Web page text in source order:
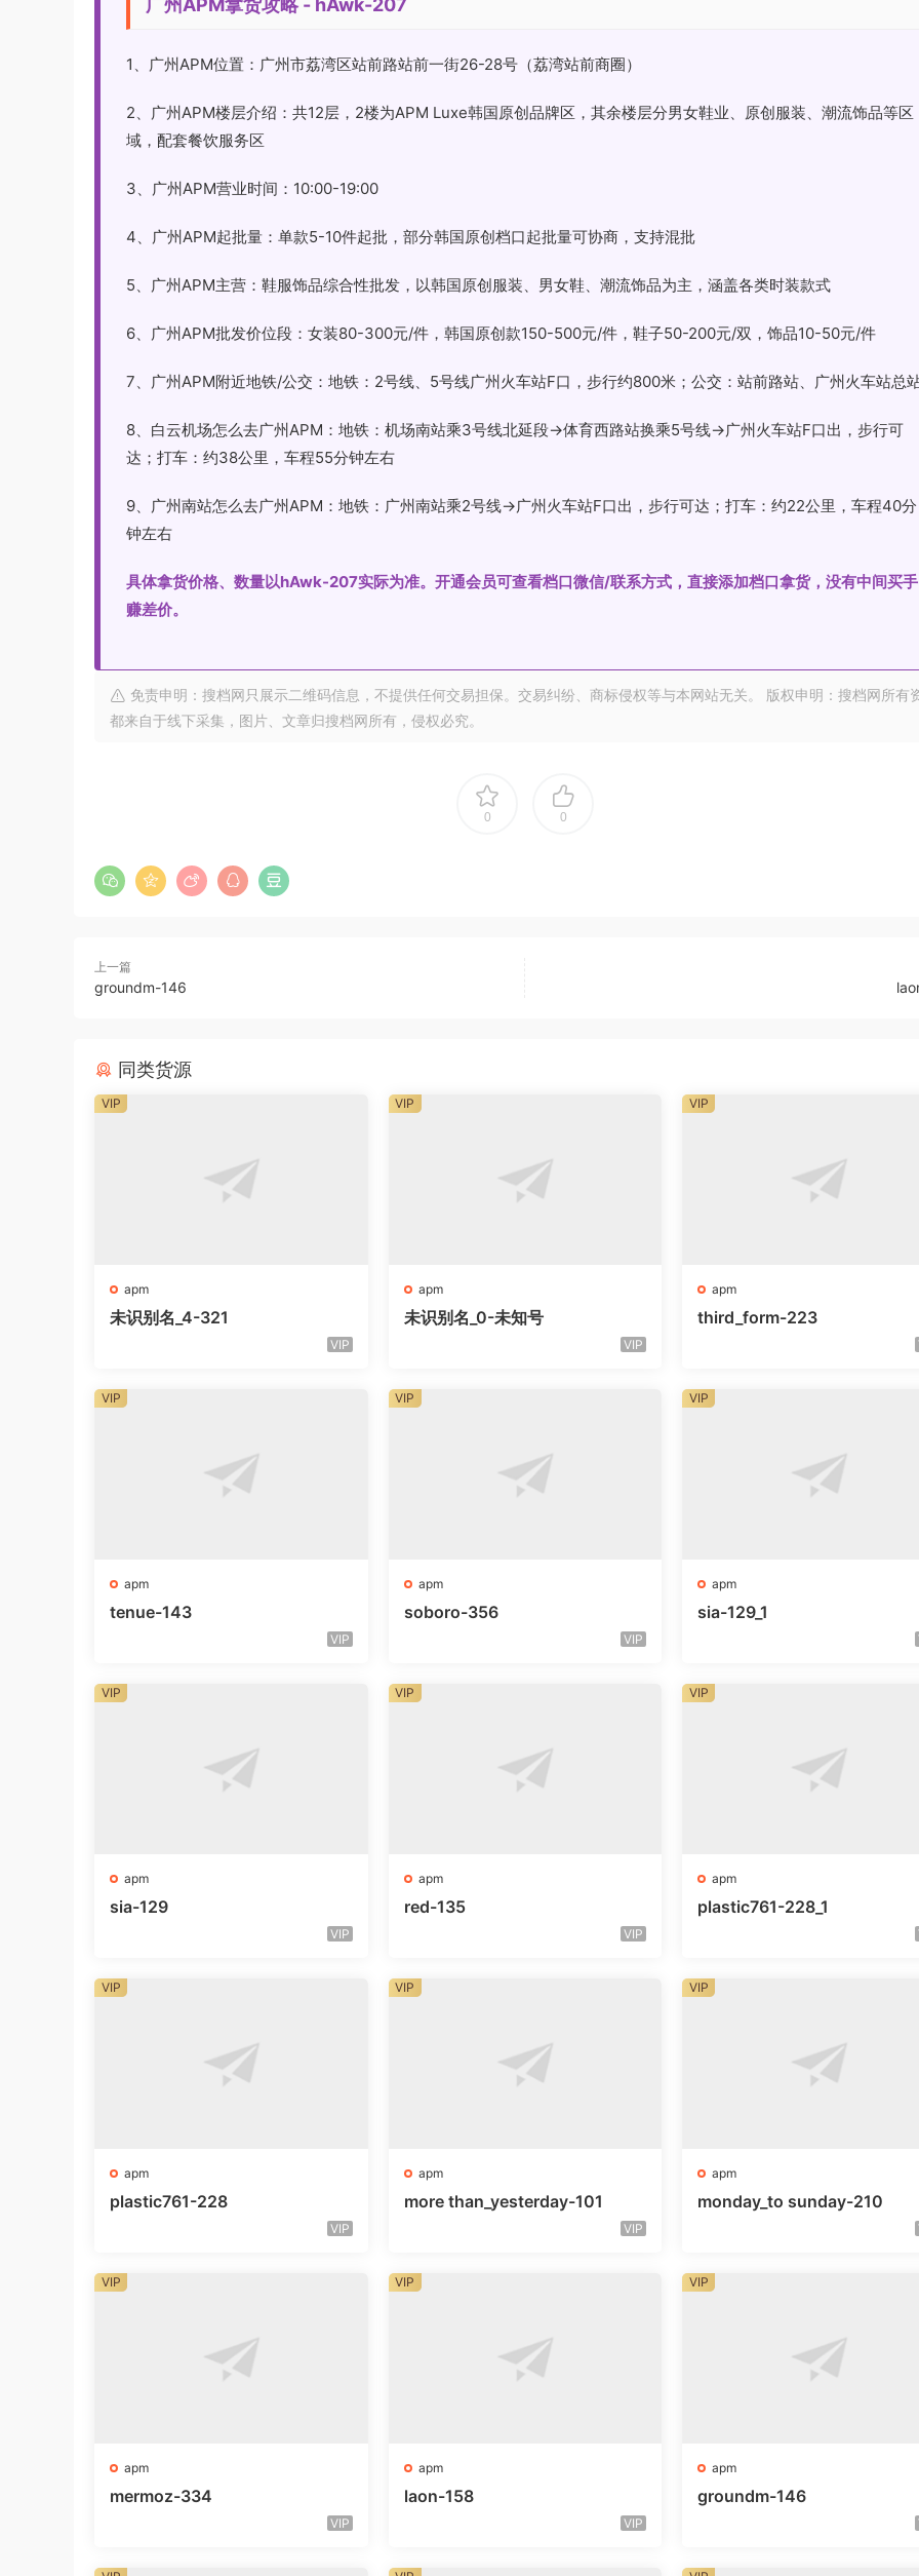
广州APM拿货攻略 - hAwk-207
1、广州APM位置：广州市荔湾区站前路站前一街26-28号（荔湾站前商圈）
2、广州APM楼层介绍：共12层，2楼为APM Luxe韩国原创品牌区，其余楼层分男女鞋业、原创服装、潮流饰品等区
域，配套餐饮服务区
3、广州APM营业时间：10:00-19:00
4、广州APM起批量：单款5-10件起批，部分韩国原创档口起批量可协商，支持混批
5、广州APM主营：鞋服饰品综合性批发，以韩国原创服装、男女鞋、潮流饰品为主，涵盖各类时装款式
6、广州APM批发价位段：女装80-300元/件，韩国原创款150-500元/件，鞋子50-200元/双，饰品10-50元/件
7、广州APM附近地铁/公交：地铁：2号线、5号线广州火车站F口，步行约800米；公交：站前路站、广州火车站总
8、白云机场怎么去广州APM：地铁：机场南站乘3号线北延段→体育西路站换乘5号线→广州火车站F口出，步行可
达；打车：约38公里，车程55分钟左右
9、广州南站怎么去广州APM：地铁：广州南站乘2号线→广州火车站F口出，步行可达；打车：约22公里，车程40分
钟左右
具体拿货价格、数量以hAwk-207实际为准。开通会员可查看档口微信/联系方式，直接添加档口拿货，没有中间买手
赚差价。
免责申明：搜档网只展示二维码信息，不提供任何交易担保。交易纠纷、商标侵权等与本网站无关。 版权申明：搜档网所有
都来自于线下采集，图片、文章归搜档网所有，侵权必究。
0 0
上一篇
groundm-146
同类货源
apm
未识别名_4-321
VIP
VIP
apm
未识别名_0-未知号
VIP
VIP
apm
third_form-223
VIP
apm
tenue-143
VIP
VIP
apm
soboro-356
VIP
VIP
apm
sia-129_1
VIP
apm
sia-129
VIP
VIP
apm
red-135
VIP
VIP
apm
plastic761-228_1
VIP
apm
plastic761-228
VIP
VIP
apm
more than_yesterday-101
VIP
VIP
apm
monday_to sunday-210
VIP
apm
mermoz-334
VIP
VIP
apm
laon-158
VIP
VIP
apm
groundm-146
VIP